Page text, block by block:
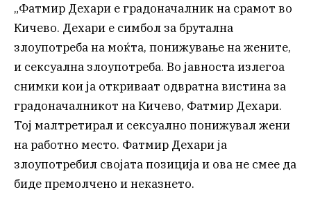
„Фатмир Дехари е градоначалник на срамот во
Кичево. Дехари е симбол за брутална
злоупотреба на моќта, понижување на жените,
и сексуална злоупотреба. Во јавноста излегоа
снимки кои ја откриваат одвратна вистина за
градоначалникот на Кичево, Фатмир Дехари.
Тој малтретирал и сексуално понижувал жени
на работно место. Фатмир Дехари ја
злоупотребил својата позиција и ова не смее да
биде премолчено и неказнето.